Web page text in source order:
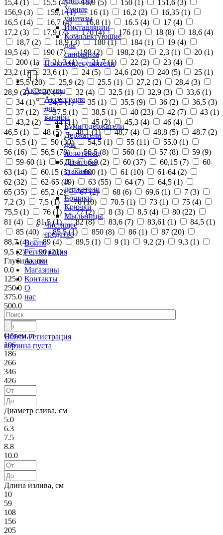
Умные
унитазы
Инсталляции
Комплектующие
для
санфаянса
Полотенцесушители
Аксессуары
Аксессуары
для
ванной
Бумагодержатели
Держатели
для
полотенец
Дозаторы,
стаканы
и
держатели
Ершики
Крючки
Мыльницы
Чистящее
средство
Войти
Регистрация
Акции
Магазины
Контакты
О
нас
Войти Регистрация
корзина пуста
15,4 (1 ) 15,5 (4) 15,9 (5) 150 (1 ) 151,6 (3)
156,9 (3) 159,1 (1) 16 (1) 16,2 (2) 16,35 (1)
16,5 (14) 16,7 (4) 16,8 (1) 16.5 (4) 17 (4)
17,2 (3) 17,9 (7) 170 (4) 176 (1) 18 (8) 18,6 (4)
18,7 (2) 18,9 (3) 180 (1) 184 (1) 19 (4)
19,5 (4) 190 (7) 198 (2) 198,2 (2) 2,3 (1) 20 (1)
200 (1) 21,3 (1) 21,7 (1) 22 (2) 23 (4)
23,2 (1) 23,6 (1) 24 (5) 24,6 (20) 240 (5) 25 (1)
25,5 (20) 25,9 (2) 25.5 (1) 27,2 (2) 28,4 (3)
28,9 (2) 30 (4) 32 (4) 32,5 (1) 32,9 (3) 33,6 (1)
34 (1) 34,5 (1) 35 (1) 35,5 (9) 36 (2) 36,5 (3)
37 (12) 37,5 (1) 38,5 (1) 40 (23) 42 (7) 43 (1)
43,2 (2) 44 (11) 45 (2) 45,3 (4) 46 (4)
46,5 (1) 48 (5) 48,1 (1) 48,7 (4) 48,8 (5) 48.7 (2)
5,5 (1) 50 (30) 54,5 (1) 55 (11) 55,0 (1)
56 (16) 56,5 (78) 56.5 (8) 560 (1) 57 (8) 59 (9)
59-60 (1) 6 (2) 6,9 (2) 60 (37) 60,15 (7)
60-
63 (14) 60.15 (3) 600 (1) 61 (10) 61-64 (2)
62 (32) 62-65 (19) 63 (55) 64 (7) 64,5 (1)
65 (35) 65,2 (2) 67 (2) 68 (6) 69,6 (1) 7 (3)
7,2 (3) 7,5 (1) 70 (10) 70.5 (1) 73 (1) 75 (4)
75,5 (1) 76 (1) 77 (2) 8 (3) 8,5 (4) 80 (22)
81 (4) 81,5 (1) 82 (8) 83,6 (7) 83,61 (1) 84,5 (1)
85 (40) 85,5 (1) 850 (8) 86 (1) 87 (20)
88,7 (4) 89 (4) 89,5 (1) 9 (1) 9,2 (2) 9,3 (1)
9,5 (2) 90 (21)
Глубина, см
0.0
125.0
250.0
375.0
500.0
Объем, л
106
186
266
346
426
Диаметр слива, см
5.0
6.3
7.5
8.8
10.0
Длина излива, см
10
59
108
156
205